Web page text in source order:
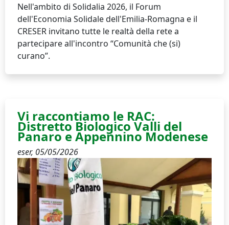
Nell'ambito di Solidalia 2026, il Forum
dell'Economia Solidale dell'Emilia-Romagna e il
CRESER invitano tutte le realtà della rete a
partecipare all'incontro “Comunità che (si)
curano”.
Vi raccontiamo le RAC:
Distretto Biologico Valli del
Panaro e Appennino Modenese
eser, 05/05/2026